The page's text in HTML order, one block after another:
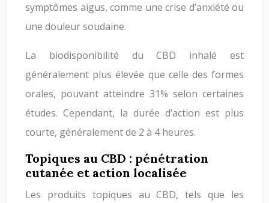
symptômes aigus, comme une crise d’anxiété ou
une douleur soudaine.
La biodisponibilité du CBD inhalé est
généralement plus élevée que celle des formes
orales, pouvant atteindre 31% selon certaines
études. Cependant, la durée d’action est plus
courte, généralement de 2 à 4 heures.
Topiques au CBD : pénétration
cutanée et action localisée
Les produits topiques au CBD, tels que les